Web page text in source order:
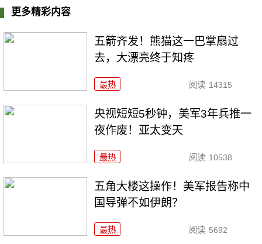
更多精彩内容
五箭齐发！熊猫这一巴掌扇过
去，大漂亮终于知疼
最热 阅读 14315
央视短短5秒钟，美军3年兵推一
夜作废！亚太变天
最热 阅读 10538
五角大楼这操作！美军报告称中
国导弹不如伊朗？
最热 阅读 5692